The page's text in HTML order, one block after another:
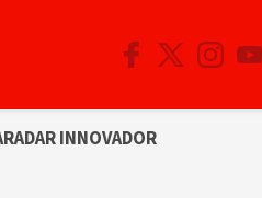
RADAR INNOVADOR